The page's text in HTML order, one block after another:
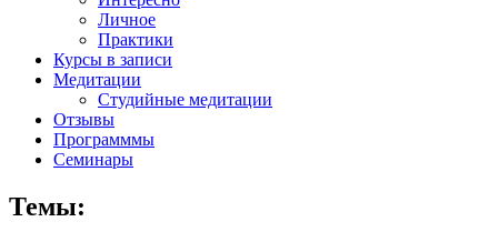
Личное
Практики
Курсы в записи
Медитации
Студийные медитации
Отзывы
Программмы
Семинары
Темы: